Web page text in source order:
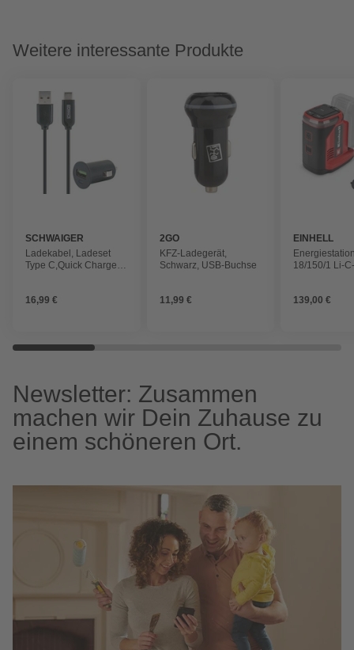
Weitere interessante Produkte
SCHWAIGER
Ladekabel, Ladeset
Type C,Quick Charge
16,99 €
2GO
KFZ-Ladegerät,
Schwarz, USB-Buchse
11,99 €
EINHELL
18/150/1 Li-
139,00 €
Newsletter: Zusammen
machen wir Dein Zuhause zu
einem schöneren Ort.